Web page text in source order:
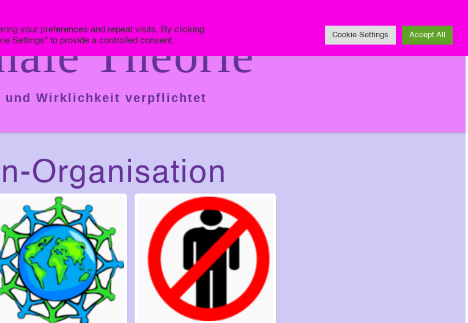
Theorie
und Wirklichkeit verpflichtet
Organisation
your preferences and repeat visits. By clicking
Settings" to provide a controlled consent.
Cookie Settings Accept All